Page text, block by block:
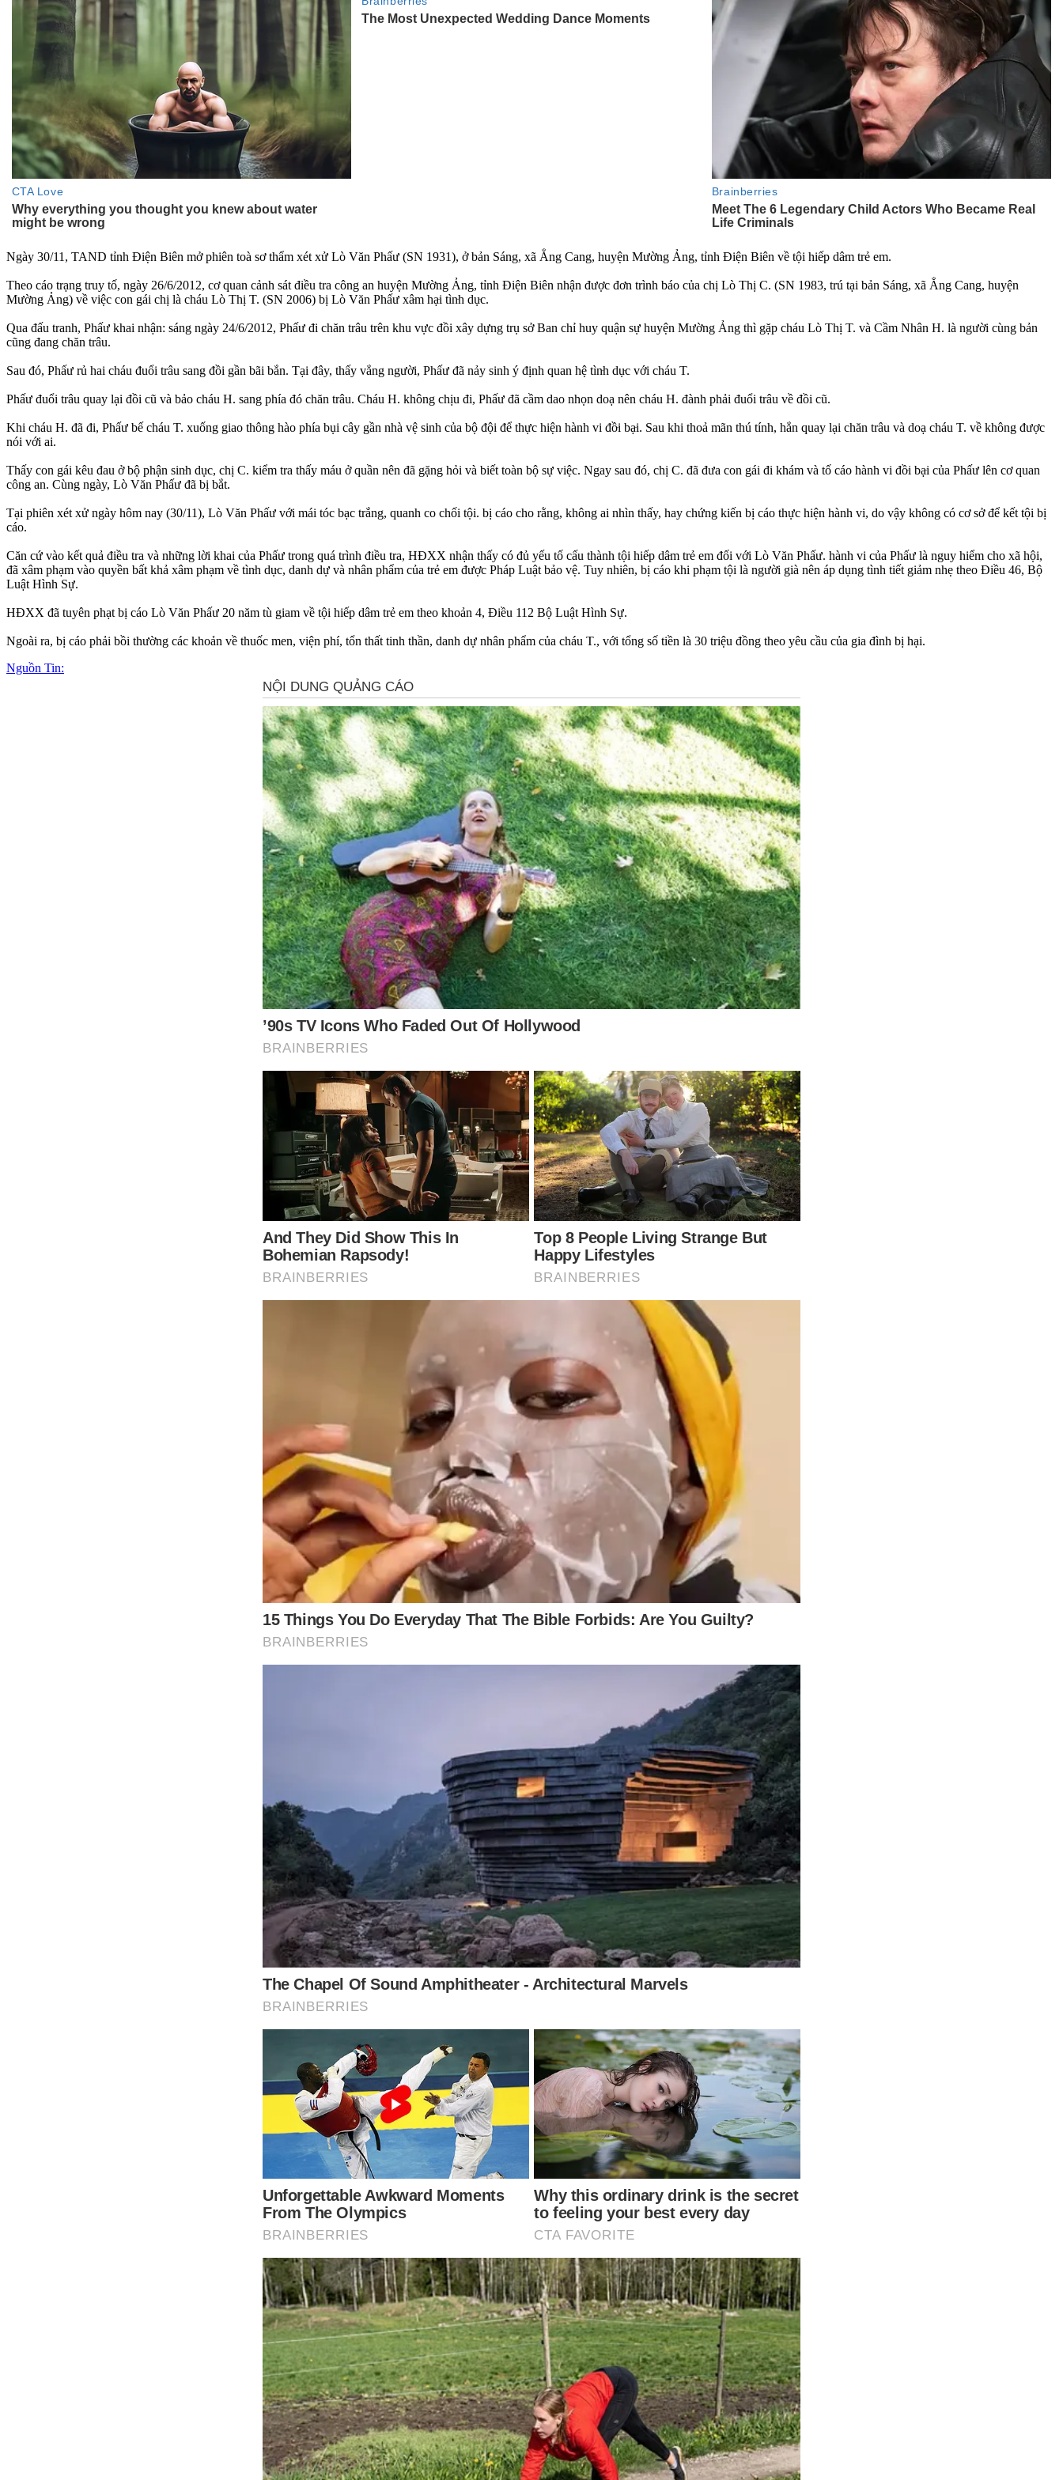
Ngày 30/11, TAND tỉnh Điện Biên mở phiên toà sơ thẩm xét xử Lò Văn Phấư (SN 1931), ở bản Sáng, xã Ẳng Cang, huyện Mường Ảng, tỉnh Điện Biên về tội hiế‌ּp dâ‌ּm trẻ em.
Theo cáo trạng truy tố, ngày 26/6/2012, cơ quan cảnh sát điều tra công an huyện Mường Ảng, tỉnh Điện Biên nhận được đơn trình báo của chị Lò Thị C. (SN 1983, trú tại bản Sáng, xã Ẳng Cang, huyện
Mường Ảng) về việc con gái chị là cháu Lò Thị T. (SN 2006) bị Lò Văn Phấư xâ‌ּm hạ‌ּi tìn‌ּh dụ‌ּc.
Qua đấu tranh, Phấư khai nhận: sáng ngày 24/6/2012, Phấư đi chăn trâu trên khu vực đồi xây dựng trụ sở Ban chỉ huy quận sự huyện Mường Ảng thì gặp cháu Lò Thị T. và Cầm Nhân H. là người cùng bản
cũng đang chăn trâu.
Sau đó, Phấư rủ hai cháu đuổi trâu sang đồi gần bãi bắn. Tại đây, thấy vắng người, Phấư đã nảy sinh ý định quan hệ tìn‌ּh dụ‌ּc với cháu T.
Phấư đuổi trâu quay lại đồi cũ và bảo cháu H. sang phía đó chăn trâu. Cháu H. không chịu đi, Phấư đã cầm dao nhọn doạ nên cháu H. đành phải đuổi trâu về đồi cũ.
Khi cháu H. đã đi, Phấư bế cháu T. xuống giao thông hào phía bụi cây gần nhà vệ sinh của bộ đội để thực hiện hành vi đồ‌ּi bạ‌ּi. Sau khi thoả mãn thú tính, hắn quay lại chăn trâu và doạ cháu T. về không được
nói với ai.
Thấy con gái kêu đau ở bộ phận sin‌ּh dụ‌ּc, chị C. kiểm tra thấy máu ở quần nên đã gặng hỏi và biết toàn bộ sự việc. Ngay sau đó, chị C. đã đưa con gái đi khám và tố cáo hành vi đồ‌ּi bạ‌ּi của Phấư lên cơ quan
công an. Cùng ngày, Lò Văn Phấư đã bị bắt.
Tại phiên xét xử ngày hôm nay (30/11), Lò Văn Phấư với mái tóc bạc trắng, quanh co chối tội. bị cáo cho rằng, không ai nhìn thấy, hay chứng kiến bị cáo thực hiện hành vi, do vậy không có cơ sở để kết tội bị
cáo.
Căn cứ vào kết quả điều tra và những lời khai của Phấư trong quá trình điều tra, HĐXX nhận thấy có đủ yếu tố cấu thành tội hiế‌ּp dâ‌ּm trẻ em đối với Lò Văn Phấư. hành vi của Phấư là nguy hiểm cho xã hội,
đã xâm phạm vào quyền bất khả xâm phạm về tìn‌ּh dụ‌ּc, danh dự và nhân phẩm của trẻ em được Pháp Luật bảo vệ. Tuy nhiên, bị cáo khi phạm tội là người già nên áp dụng tình tiết giảm nhẹ theo Điều 46, Bộ
Luật Hình Sự.
HĐXX đã tuyên phạt bị cáo Lò Văn Phấư 20 năm tù giam về tội hiế‌ּp dâ‌ּm trẻ em theo khoản 4, Điều 112 Bộ Luật Hình Sự.
Ngoài ra, bị cáo phải bồi thường các khoản về thuốc men, viện phí, tổn thất tinh thần, danh dự nhân phẩm của cháu T., với tổng số tiền là 30 triệu đồng theo yêu cầu của gia đình bị hại.
Nguồn Tin: